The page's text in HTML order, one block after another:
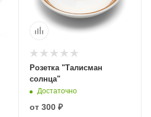
Розетка "Талисман
солнца"
Достаточно
от 300 ₽